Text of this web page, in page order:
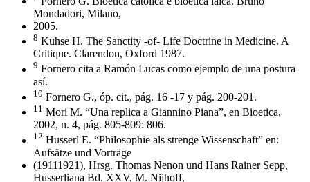
Mondadori, Milano,
2005.
8 Kuhse H. The Sanctity -of- Life Doctrine in Medicine. A
Critique. Clarendon, Oxford 1987.
9 Fornero cita a Ramón Lucas como ejemplo de una postura
así.
10 Fornero G., óp. cit., pág. 16 -17 y pág. 200-201.
11 Mori M. “Una replica a Giannino Piana”, en Bioetica,
2002, n. 4, pág. 805-809: 806.
12 Husserl E. “Philosophie als strenge Wissenschaft” en:
Aufsätze und Vorträge
(19111921), Hrsg. Thomas Nenon und Hans Rainer Sepp,
Husserliana Bd. XXV, M. Nijhoff,